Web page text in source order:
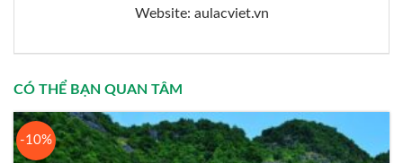
Website: aulacviet.vn
CÓ THỂ BẠN QUAN TÂM
-10%